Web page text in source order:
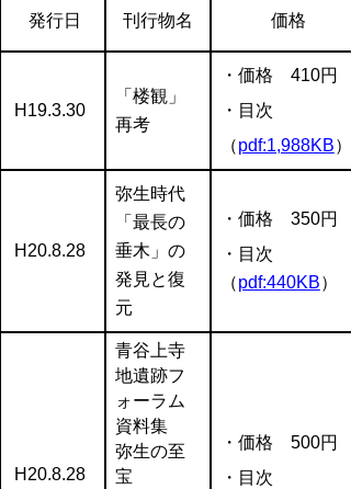
発行日 刊行物名 価格
H19.3.30
「楼観」
再考
・価格 410円
・目次
（pdf:1,988KB）
H20.8.28
弥生時代
「最長の
垂木」の
発見と復
元
・価格 350円
・目次
（pdf:440KB）
H20.8.28
青谷上寺
地遺跡フ
ォーラム
資料集
弥生の至
宝
・価格 500円
・目次